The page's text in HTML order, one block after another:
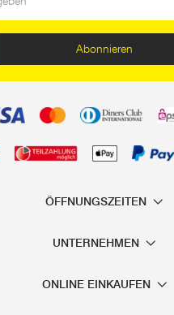
Abonnieren
ÖFFNUNGSZEITEN
UNTERNEHMEN
ONLINE EINKAUFEN